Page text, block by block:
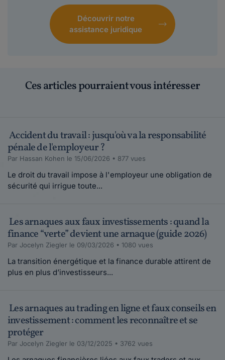
Découvrir notre
assistance juridique
Ces articles pourraient vous intéresser
Accident du travail : jusqu'où va la responsabilité
pénale de l'employeur ?
Par Hassan Kohen le 15/06/2026 • 877 vues
Le droit du travail impose à l'employeur une obligation de
sécurité qui irrigue toute...
Les arnaques aux faux investissements : quand la
finance “verte” devient une arnaque (guide 2026)
Par Jocelyn Ziegler le 09/03/2026 • 1080 vues
La transition énergétique et la finance durable attirent de
plus en plus d’investisseurs...
Les arnaques au trading en ligne et faux conseils en
investissement : comment les reconnaître et se
protéger
Par Jocelyn Ziegler le 03/12/2025 • 3762 vues